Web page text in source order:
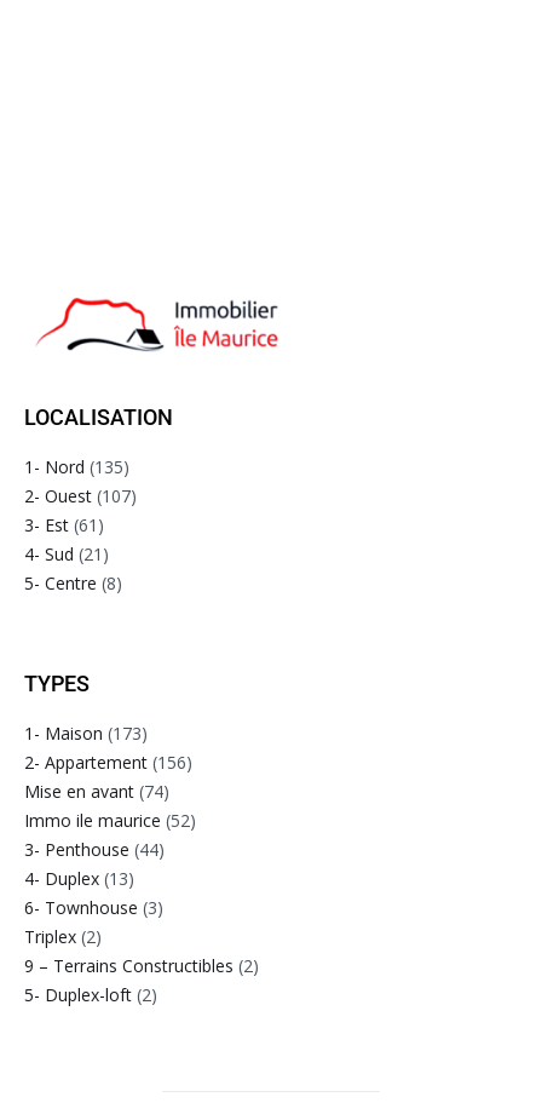
LOCALISATION
1- Nord (135)
2- Ouest (107)
3- Est (61)
4- Sud (21)
5- Centre (8)
TYPES
1- Maison (173)
2- Appartement (156)
Mise en avant (74)
Immo ile maurice (52)
3- Penthouse (44)
4- Duplex (13)
6- Townhouse (3)
Triplex (2)
9 – Terrains Constructibles (2)
5- Duplex-loft (2)